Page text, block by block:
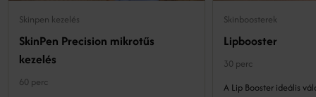
Skinpen kezelés
SkinPen Precision mikrotűs
kezelés
60 perc
Skinboosterek
Lipbooster
30 perc
A Lip Booster ideális